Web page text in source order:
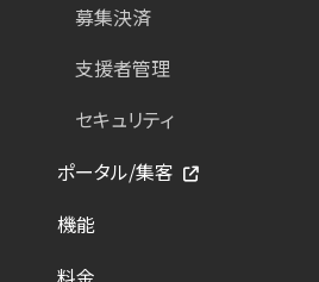
募集決済
支援者管理
セキュリティ
ポータル/集客
機能
料金